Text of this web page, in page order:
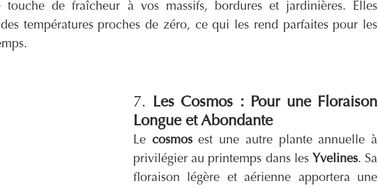
touche de fraîcheur à vos massifs, bordures et jardinières. Elles
températures proches de zéro, ce qui les rend parfaites pour les
7. Les Cosmos : Pour une Floraison
Longue et Abondante
Le cosmos est une autre plante annuelle à
privilégier au printemps dans les Yvelines. Sa
floraison légère et aérienne apportera une